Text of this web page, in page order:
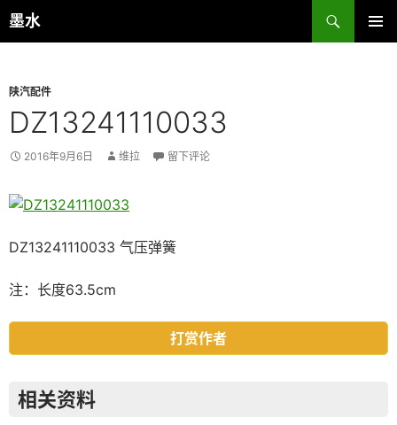
跳
至
墨水
搜
索
陕汽配件
DZ13241110033
2016年9月6日 维拉 留下评论
DZ13241110033 气压弹簧
注：长度63.5cm
打赏作者
相关资料